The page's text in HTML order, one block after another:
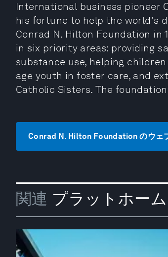
International business pioneer
his fortune to help the world's
Conrad N. Hilton Foundation
in six priority areas: providing
substance use, helping
age youth in foster care, and
Catholic Sisters. The
Conrad N. Hilton Foundation のウェ
関連 プラットホーム